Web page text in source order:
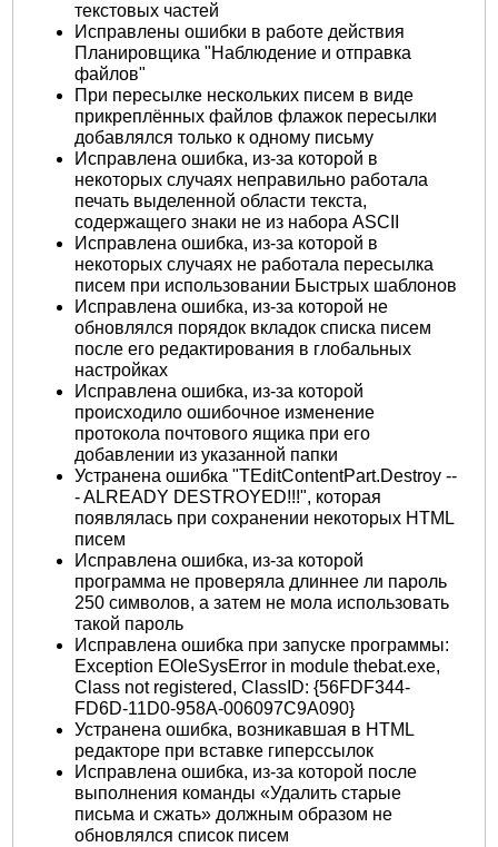
текстовых частей
Исправлены ошибки в работе действия
Планировщика "Наблюдение и отправка
файлов"
При пересылке нескольких писем в виде
прикреплённых файлов флажок пересылки
добавлялся только к одному письму
Исправлена ошибка, из-за которой в
некоторых случаях неправильно работала
печать выделенной области текста,
содержащего знаки не из набора ASCII
Исправлена ошибка, из-за которой в
некоторых случаях не работала пересылка
писем при использовании Быстрых шаблонов
Исправлена ошибка, из-за которой не
обновлялся порядок вкладок списка писем
после его редактирования в глобальных
настройках
Исправлена ошибка, из-за которой
происходило ошибочное изменение
протокола почтового ящика при его
добавлении из указанной папки
Устранена ошибка "TEditContentPart.Destroy --
- ALREADY DESTROYED!!!", которая
появлялась при сохранении некоторых HTML
писем
Исправлена ошибка, из-за которой
программа не проверяла длиннее ли пароль
250 символов, а затем не мола использовать
такой пароль
Исправлена ошибка при запуске программы:
Exception EOleSysError in module thebat.exe,
Class not registered, ClassID: {56FDF344-
FD6D-11D0-958A-006097C9A090}
Устранена ошибка, возникавшая в HTML
редакторе при вставке гиперссылок
Исправлена ошибка, из-за которой после
выполнения команды «Удалить старые
письма и сжать» должным образом не
обновлялся список писем